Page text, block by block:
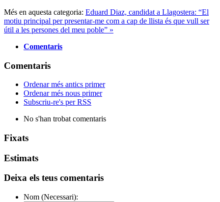
Més en aquesta categoria: Eduard Diaz, candidat a Llagostera: “El
motiu principal per presentar-me com a cap de llista és que vull ser
útil a les persones del meu poble” »
Comentaris
Comentaris
Ordenar més antics primer
Ordenar més nous primer
Subscriu-re's per RSS
No s'han trobat comentaris
Fixats
Estimats
Deixa els teus comentaris
Nom (Necessari):